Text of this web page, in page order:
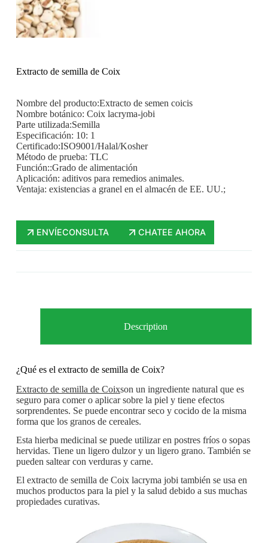
Extracto de semilla de Coix
Nombre del producto:Extracto de semen coicis
Nombre botánico: Coix lacryma-jobi
Parte utilizada:Semilla
Especificación: 10: 1
Certificado:ISO9001/Halal/Kosher
Método de prueba: TLC
Función::Grado de alimentación
Aplicación: aditivos para remedios animales.
Ventaja: existencias a granel en el almacén de EE. UU.;
ENVÍECONSULTA CHATEE AHORA
Description
¿Qué es el extracto de semilla de Coix?
Extracto de semilla de Coixson un ingrediente natural que es
seguro para comer o aplicar sobre la piel y tiene efectos
sorprendentes. Se puede encontrar seco y cocido de la misma
forma que los granos de cereales.
Esta hierba medicinal se puede utilizar en postres fríos o sopas
hervidas. Tiene un ligero dulzor y un ligero grano. También se
pueden saltear con verduras y carne.
El extracto de semilla de Coix lacryma jobi también se usa en
muchos productos para la piel y la salud debido a sus muchas
propiedades curativas.